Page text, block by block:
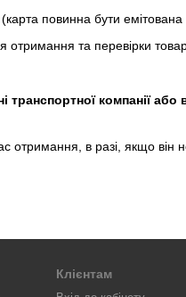
повинна бути
отримання та перевірки
компанії
отримання, в разі, якщо
Клієнтам